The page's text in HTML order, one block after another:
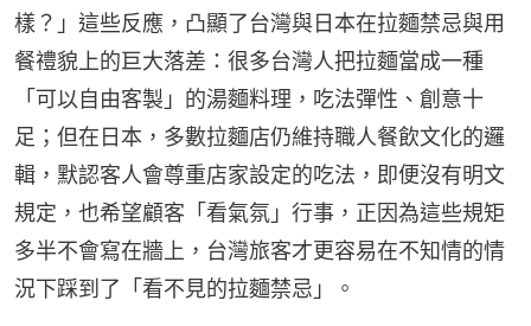
樣？」這些反應，凸顯了台灣與日本在拉麵禁忌與用
餐禮貌上的巨大落差：很多台灣人把拉麵當成一種
「可以自由客製」的湯麵料理，吃法彈性、創意十
足；但在日本，多數拉麵店仍維持職人餐飲文化的邏
輯，默認客人會尊重店家設定的吃法，即便沒有明文
規定，也希望顧客「看氣氛」行事，正因為這些規矩
多半不會寫在牆上，台灣旅客才更容易在不知情的情
況下踩到了「看不見的拉麵禁忌」。